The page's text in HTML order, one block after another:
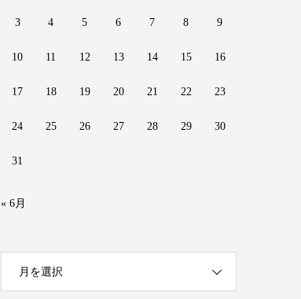
3 4 5 6 7 8 9
10 11 12 13 14 15 16
17 18 19 20 21 22 23
24 25 26 27 28 29 30
31
« 6月
月を選択